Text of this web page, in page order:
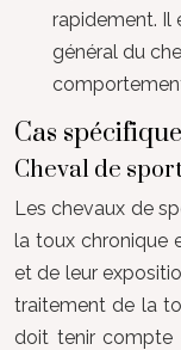
rapidement. Il
général du
Cas
Cheval de
Les chevaux de
la toux chronique
et de leur
traitement de la
doit tenir compte